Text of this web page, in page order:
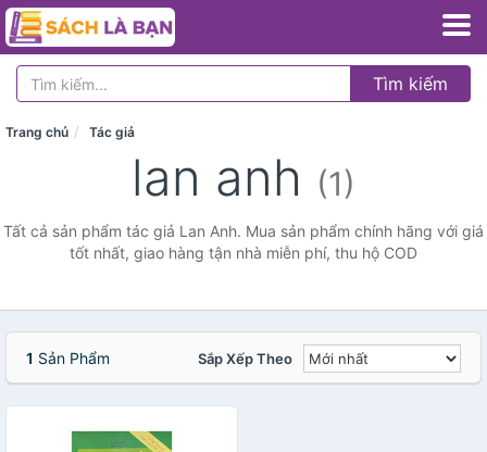
Tìm kiếm
Trang chủ Tác giả
lan anh (1)
Tất cả sản phẩm tác giả Lan Anh. Mua sản phẩm chính hãng với giá
tốt nhất, giao hàng tận nhà miễn phí, thu hộ COD
1 Sản Phẩm Sắp Xếp Theo